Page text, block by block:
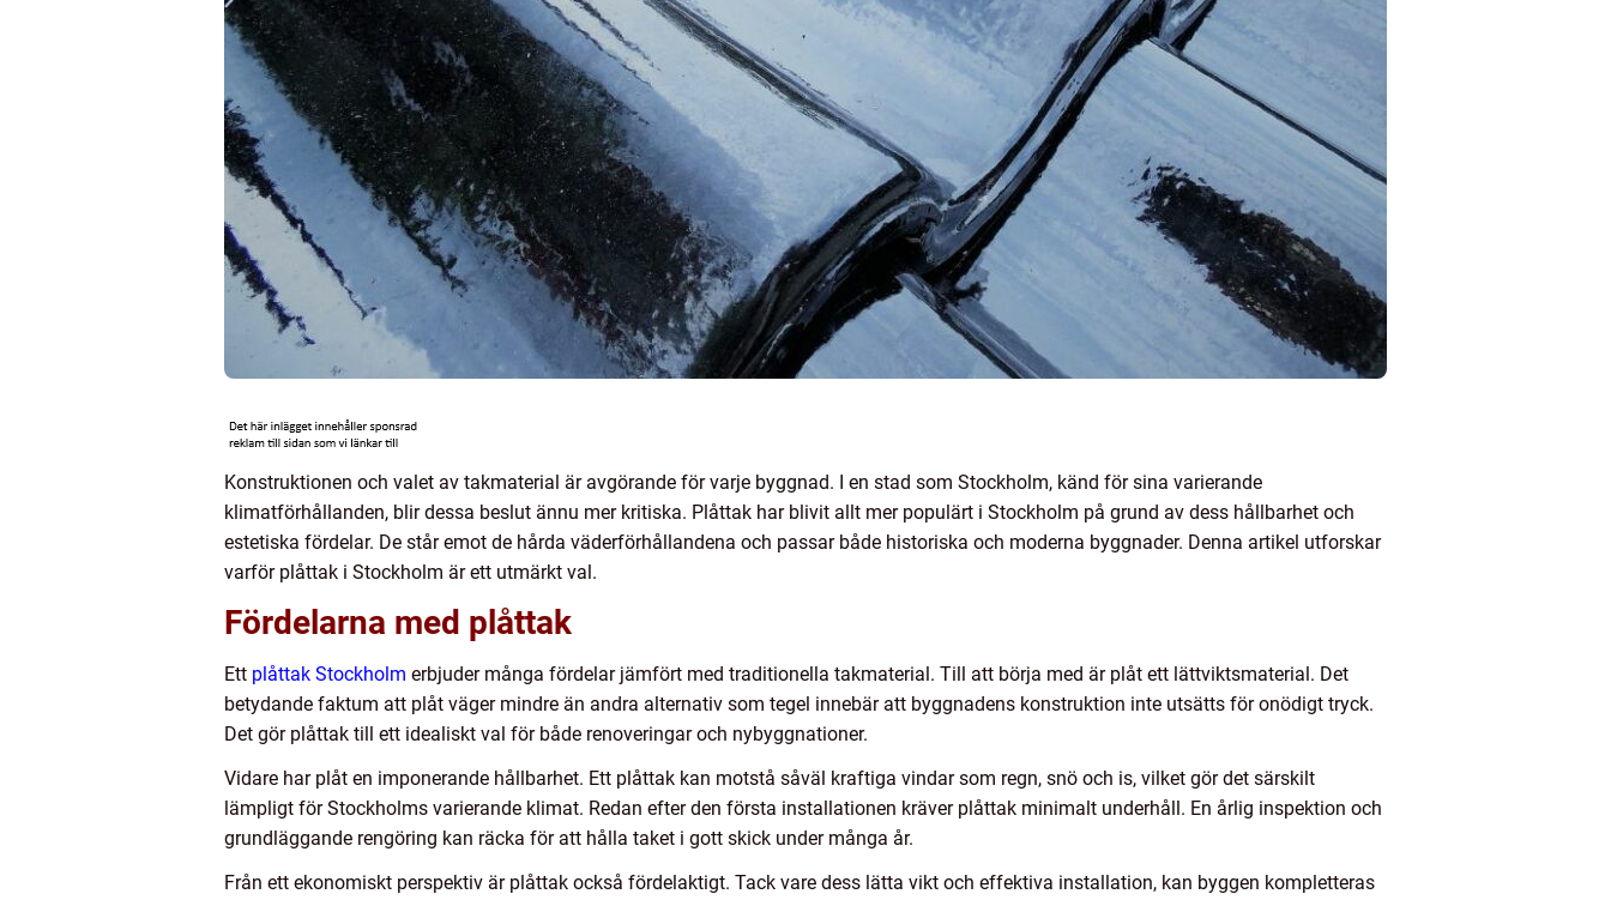
Konstruktionen och valet av takmaterial är avgörande för varje byggnad. I en stad som Stockholm, känd för sina varierande
klimatförhållanden, blir dessa beslut ännu mer kritiska. Plåttak har blivit allt mer populärt i Stockholm på grund av dess hållbarhet och
estetiska fördelar. De står emot de hårda väderförhållandena och passar både historiska och moderna byggnader. Denna artikel utforskar
varför plåttak i Stockholm är ett utmärkt val.
Fördelarna med plåttak
Ett plåttak Stockholm erbjuder många fördelar jämfört med traditionella takmaterial. Till att börja med är plåt ett lättviktsmaterial. Det
betydande faktum att plåt väger mindre än andra alternativ som tegel innebär att byggnadens konstruktion inte utsätts för onödigt tryck.
Det gör plåttak till ett idealiskt val för både renoveringar och nybyggnationer.
Vidare har plåt en imponerande hållbarhet. Ett plåttak kan motstå såväl kraftiga vindar som regn, snö och is, vilket gör det särskilt
lämpligt för Stockholms varierande klimat. Redan efter den första installationen kräver plåttak minimalt underhåll. En årlig inspektion och
grundläggande rengöring kan räcka för att hålla taket i gott skick under många år.
Från ett ekonomiskt perspektiv är plåttak också fördelaktigt. Tack vare dess lätta vikt och effektiva installation, kan byggen kompletteras